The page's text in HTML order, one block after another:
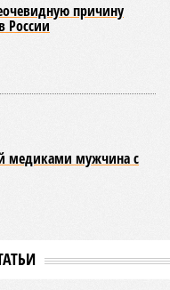
причину
России
медиками мужчина с